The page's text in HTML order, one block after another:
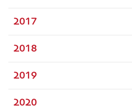
2017
2018
2019
2020